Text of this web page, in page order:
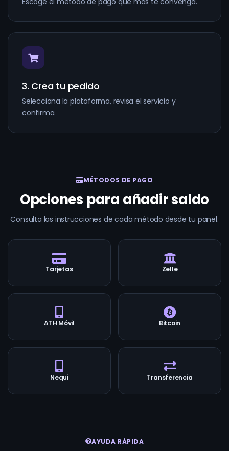
3. Crea tu pedido
Selecciona la plataforma, revisa el servicio y
confirma.
MÉTODOS DE PAGO
Opciones para añadir saldo
Consulta las instrucciones de cada método desde tu panel.
Tarjetas Zelle
ATH Móvil Bitcoin
Nequi Transferencia
AYUDA RÁPIDA